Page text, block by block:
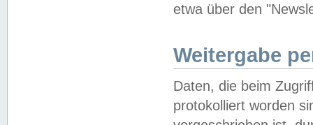
etwa über den
Weitergabe
Daten, die beim
protokolliert worden